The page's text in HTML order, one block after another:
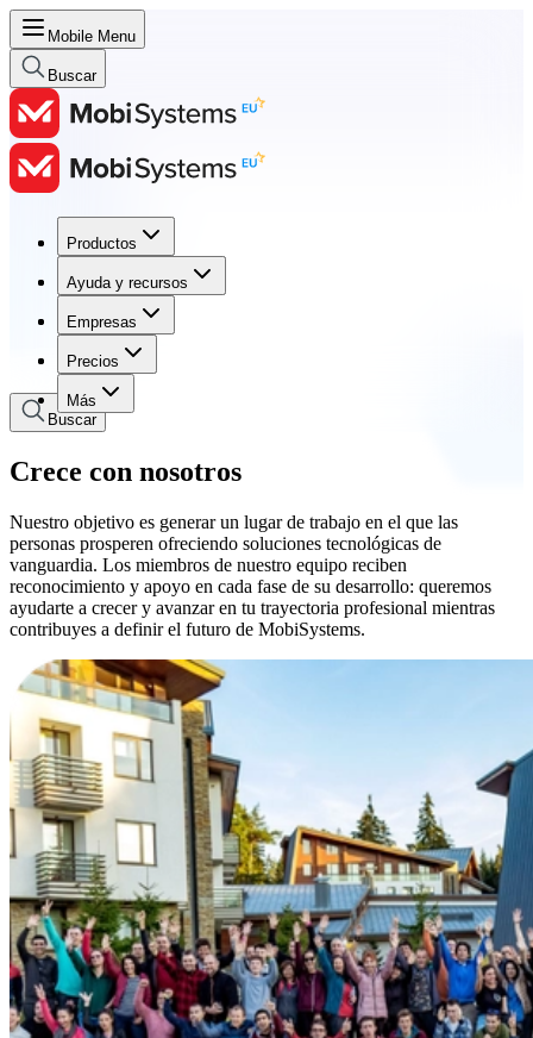
Mobile Menu
Buscar
Productos
Ayuda y recursos
Empresas
Precios
Más
Productos
Ayuda y recursos
Empresas
Precios
Buscar
Crece con nosotros
Nuestro objetivo es generar un lugar de trabajo en el que las
personas prosperen ofreciendo soluciones tecnológicas de
vanguardia. Los miembros de nuestro equipo reciben
reconocimiento y apoyo en cada fase de su desarrollo: queremos
ayudarte a crecer y avanzar en tu trayectoria profesional mientras
contribuyes a definir el futuro de MobiSystems.